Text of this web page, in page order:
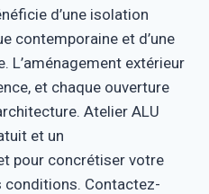
d’une isolation
contemporaine et d’une
L’aménagement extérieur
et chaque ouverture
Atelier ALU
et un
pour concrétiser votre
conditions. Contactez-